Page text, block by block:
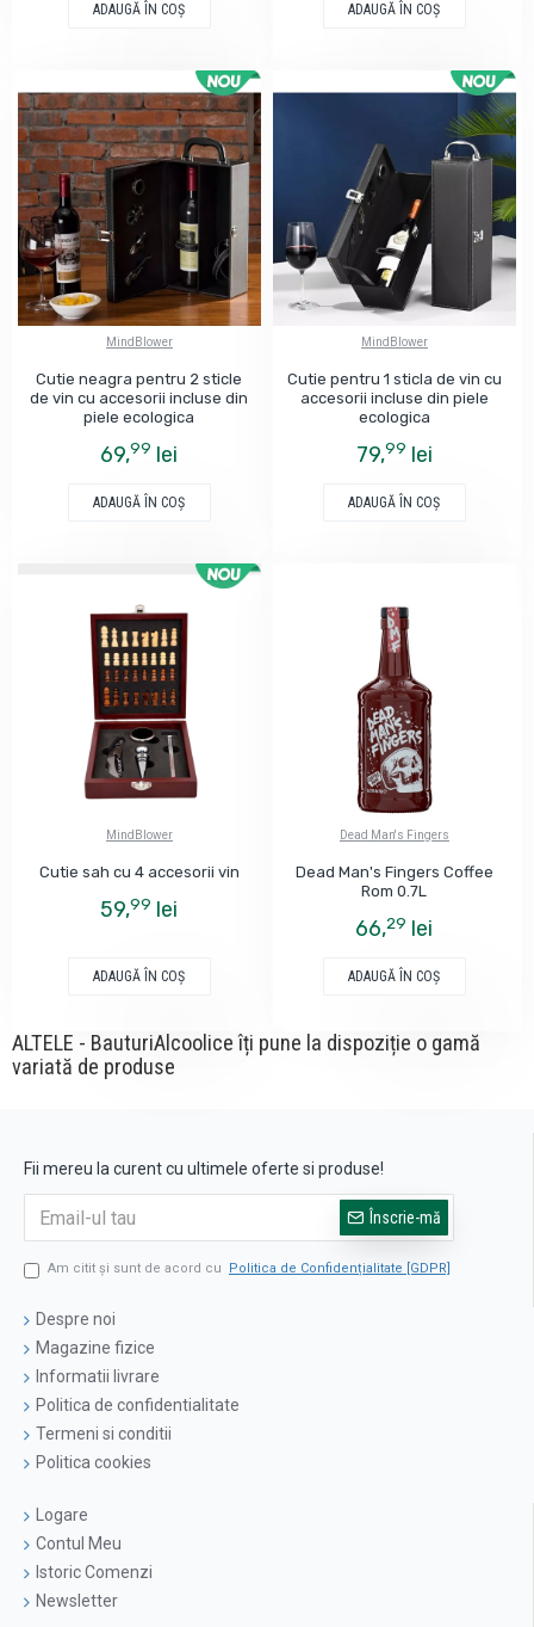
ADAUGĂ ÎN COŞ ADAUGĂ ÎN COŞ
MindBlower
Cutie neagra pentru 2 sticle
de vin cu accesorii incluse din
piele ecologica
69,99 lei
ADAUGĂ ÎN COŞ
MindBlower
Cutie pentru 1 sticla de vin cu
accesorii incluse din piele
ecologica
79,99 lei
ADAUGĂ ÎN COŞ
MindBlower
Cutie sah cu 4 accesorii vin
59,99 lei
ADAUGĂ ÎN COŞ
Dead Man's Fingers
Dead Man's Fingers Coffee
Rom 0.7L
66,29 lei
ADAUGĂ ÎN COŞ
ALTELE - BauturiAlcoolice îți pune la dispoziție o gamă
variată de produse
Fii mereu la curent cu ultimele oferte si produse!
Înscrie-mă
Am citit şi sunt de acord cu Politica de Confidențialitate [GDPR]
Despre noi
Magazine fizice
Informatii livrare
Politica de confidentialitate
Termeni si conditii
Politica cookies
Logare
Contul Meu
Istoric Comenzi
Newsletter